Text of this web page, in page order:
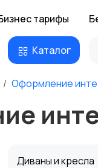
тарифы
Каталог
Оформление
Диваны и кресла